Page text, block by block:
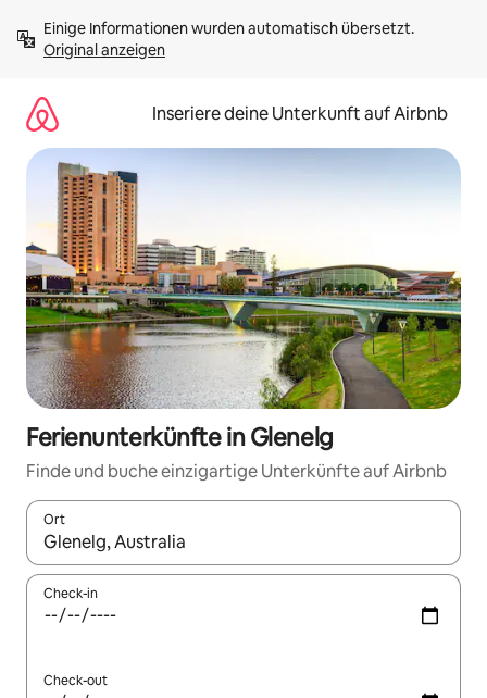
Inhalten
springenOriginal anzeigen
Inseriere deine Unterkunft auf Airbnb
Ferienunterkünfte in Glenelg
Finde und buche einzigartige Unterkünfte auf Airbnb
Ort
Wenn Ergebnisse verfügbar sind, navigiere mit den
Check-in
Check-out